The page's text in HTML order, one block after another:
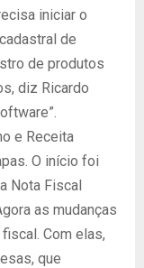
iniciar o
de
de produtos
diz Ricardo
e Receita
O início foi
Nota Fiscal
as mudanças
Com elas,
que